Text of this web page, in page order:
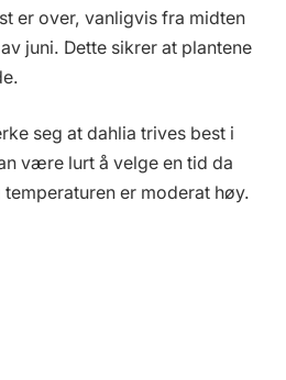
er over, vanligvis fra midten
juni. Dette sikrer at plantene
seg at dahlia trives best i
være lurt å velge en tid da
er moderat høy.